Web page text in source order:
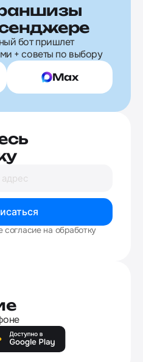
бот пришлет
+ советы по выбору
Max
согласие на обработку